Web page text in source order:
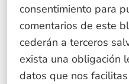
consentimiento para
comentarios de este
cederán a terceros
exista una obligación
datos que nos